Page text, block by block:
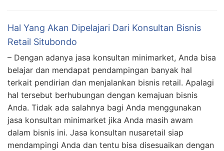
Hal Yang Akan Dipelajari Dari Konsultan Bisnis
Retail Situbondo
– Dengan adanya jasa konsultan minimarket, Anda bisa
belajar dan mendapat pendampingan banyak hal
terkait pendirian dan menjalankan bisnis retail. Apalagi
hal tersebut berhubungan dengan kemajuan bisnis
Anda. Tidak ada salahnya bagi Anda menggunakan
jasa konsultan minimarket jika Anda masih awam
dalam bisnis ini. Jasa konsultan nusaretail siap
mendampingi Anda dan tentu bisa disesuaikan dengan